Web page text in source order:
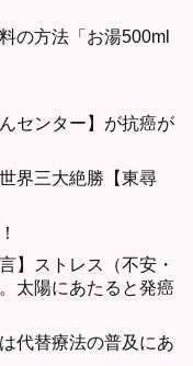
の方法「お湯500ml
センター】が抗癌が
界三大絶勝【東尋
】ストレス（不安・
太陽にあたると発癌
代替療法の普及にあ